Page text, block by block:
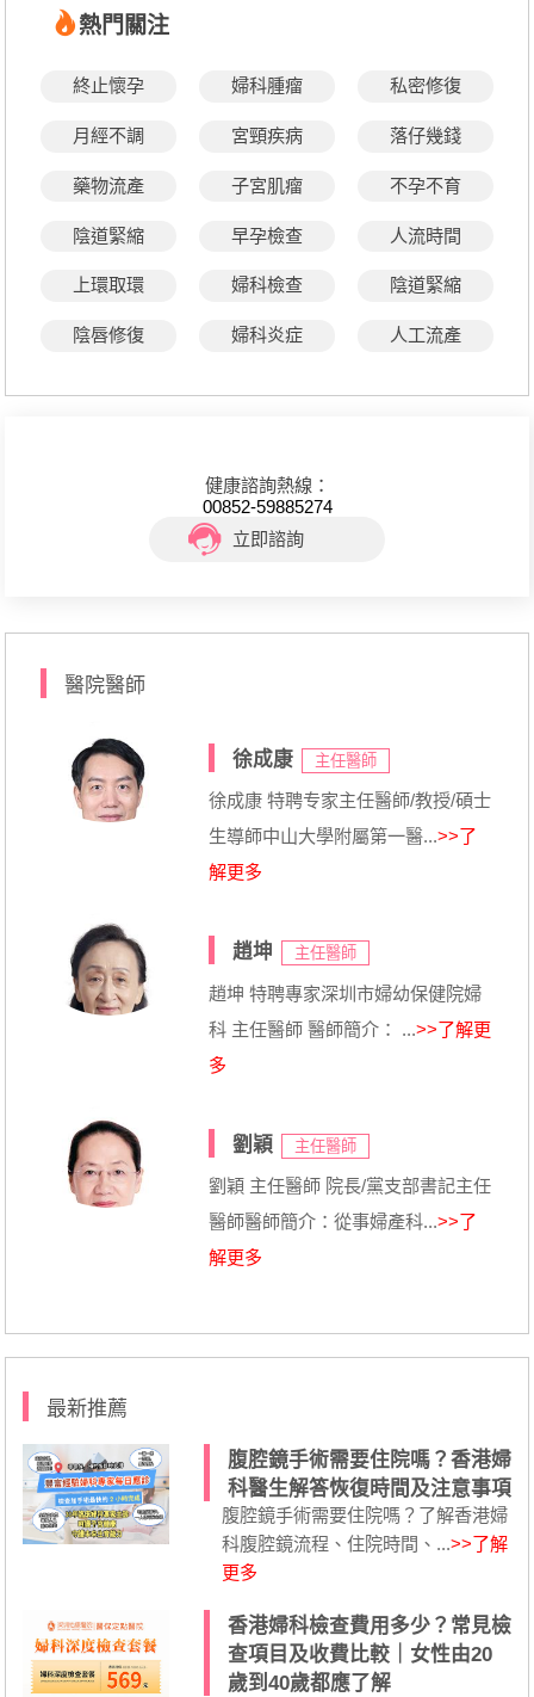
熱門關注
終止懷孕 婦科腫瘤 私密修復
月經不調 宮頸疾病 落仔幾錢
藥物流產 子宮肌瘤 不孕不育
陰道緊縮 早孕檢查 人流時間
上環取環 婦科檢查 陰道緊縮
陰唇修復 婦科炎症 人工流產
健康諮詢熱線：
00852-59885274
立即諮詢
醫院醫師
徐成康 主任醫師
徐成康 特聘专家主任醫師/教授/碩士
生導師中山大學附屬第一醫...>>了
解更多
趙坤 主任醫師
趙坤 特聘專家深圳市婦幼保健院婦
科 主任醫師 醫師簡介： ...>>了解更
多
劉穎 主任醫師
劉穎 主任醫師 院長/黨支部書記主任
醫師醫師簡介：從事婦產科...>>了
解更多
最新推薦
腹腔鏡手術需要住院嗎？香港婦
科醫生解答恢復時間及注意事項
腹腔鏡手術需要住院嗎？了解香港婦
科腹腔鏡流程、住院時間、...>>了解
更多
香港婦科檢查費用多少？常見檢
查項目及收費比較｜女性由20
歲到40歲都應了解